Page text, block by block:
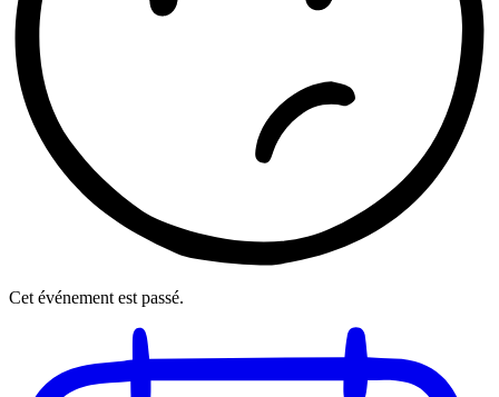
Cet événement est passé.